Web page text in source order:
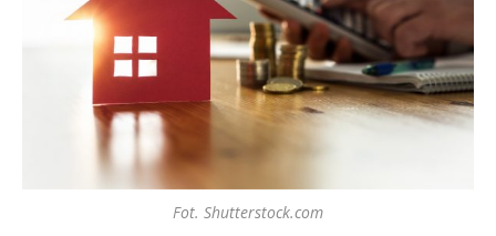
Fot. Shutterstock.com